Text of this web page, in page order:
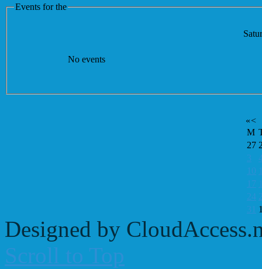
Events for the
No events
«<
M
27
3
10
17
24
31
Designed by
Scroll to Top